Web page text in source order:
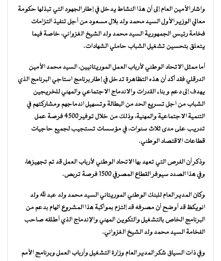
واشار الأمين العام إلى أن هذا النشاط يدخل في إطار الجهود التي تبذلها حكومة
معالي الوزير الأول السيد محمد ولد بلال مسعود من أجل تنفيذ التزامات
فخامة رئيس الجمهورية السيد محمد ولد الشيخ الغزواني، خاصة فيما
يتعلق بتحسين تشغيل الشباب حاملي الشهادات.
أما ممثل الاتحاد الوطني لأرباب العمل الموريتانيين، السيد محمد الأمين
الدرقلي فقد أكد أن هذه التظاهرة تدخل في إطار برنامج استاجي البرنامج الذي
يهدف إلى دعم و بناء القدرات والاندماج الاجتماعي والمهني للخريجين
الشباب من اجل تسريع الحد من البطالة وتسهيل اندماجهم ومشاركتهم في
التنمية الاجتماعية والمهنية، وذلك من خلال توفير 4500 فرصة عمل
تدريب على مدى ثلاث سنوات، في مؤسسات تستجيب لجميع حاجيات
قطاعات الاقتصاد الوطني.
وذكر أن الفرص التي تعهد بها الاتحاد الوطني لأرباب العمل قد تم تجهيزها،
وفي هذا الصدد سيوفر القطاع المصرفي 1500 فرصة تربص.
وكان المدير العام للبنك الوطني الموريتاني السيد محمد ولد عبد لله ولد
انويكظ قد أوضح أن مصرفه قد إلتزم بمواكبة هذا المشروع الهام بدعم من
البرنامج الخاص بالتشغيل والتكوين المهني والإندماج الذي أطلقه صاحب
الفخامة السيد محمد ولد الشيخ الغزواني.
وفي ذات السياق شكر المدير العام وزارة التشغيل وأرباب العمل وبرنامج الأمم